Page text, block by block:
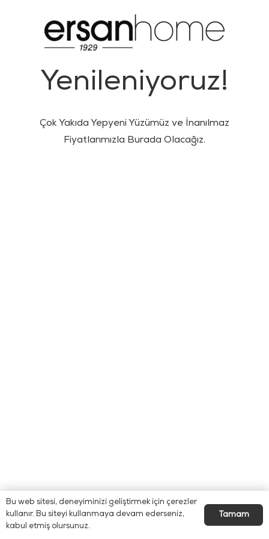
Yenileniyoruz!
Çok Yakıda Yepyeni Yüzümüz ve İnanılmaz
Fiyatlarımızla Burada Olacağız.
Bu web sitesi, deneyiminizi geliştirmek için çerezler
kullanır. Bu siteyi kullanmaya devam ederseniz,
kabul etmiş olursunuz.
Tamam